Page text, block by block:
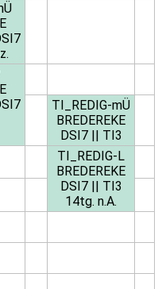
TI_REDIG-mÜ
BREDEREKE
DSI7|| TI3
TI_REDIG-L
BREDEREKE
DSI7|| TI3
14tg. n.A.